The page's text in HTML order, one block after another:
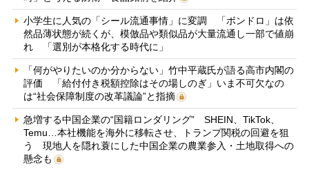
小学生に人気の「シール流通事情」に変調 「ボンドロ」は依
然品薄状態が続くが、模倣品や類似品が大量流通し一部で値崩
れ 「選別が本格化する時代に」
「何がやりたいのか分からない」竹中平蔵氏が語る高市内閣の
評価 「給付付き税額控除はその場しのぎ」いま不可欠なの
は“社会保障制度の改革議論”と指摘
急増する中国企業の“国籍ロンダリング” SHEIN、TikTok、
Temu…本社機能を海外に移転させ、トランプ関税の回避を狙
う 現地人を隠れ蓑にした中国企業の農業参入・土地取得への
懸念も